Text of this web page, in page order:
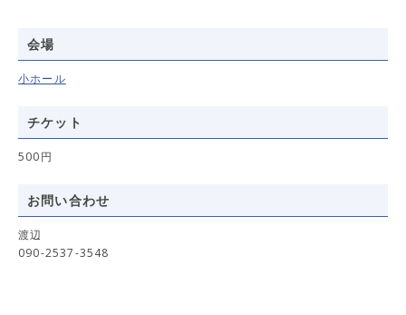
会場
小ホール
チケット
500円
お問い合わせ
渡辺
090-2537-3548